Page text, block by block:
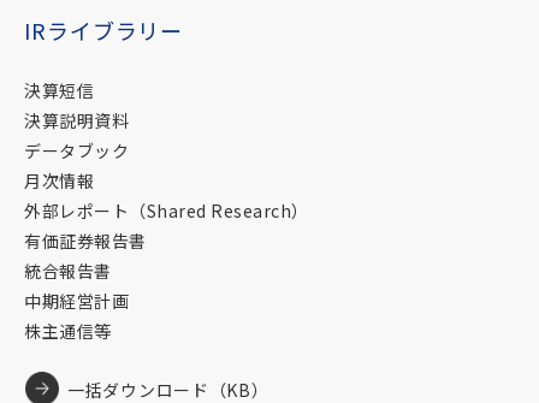
IRライブラリー
決算短信
決算説明資料
データブック
月次情報
外部レポート（Shared Research）
有価証券報告書
統合報告書
中期経営計画
株主通信等
一括ダウンロード（KB）